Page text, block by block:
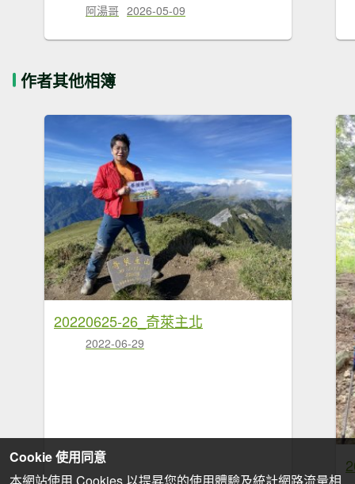
阿湯哥 2026-05-09
作者其他相簿
20220625-26_奇萊主北
2022-06-29
Cookie 使用同意